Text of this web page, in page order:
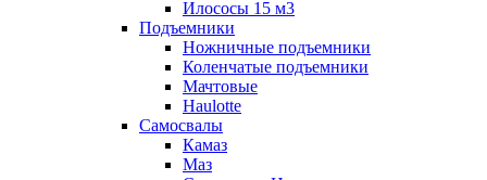
Илососы 15 м3
Подъемники
Ножничные подъемники
Коленчатые подъемники
Мачтовые
Haulotte
Самосвалы
Камаз
Маз